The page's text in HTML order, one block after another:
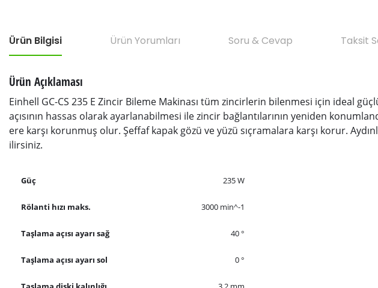
Ürün Bilgisi Ürün Yorumları Soru & Cevap Taksit
Ürün Açıklaması
Einhell GC-CS 235 E Zincir Bileme Makinası tüm zincirlerin bilenmesi için ideal
açısının hassas olarak ayarlanabilmesi ile zincir bağlantılarının yeniden
ere karşı korunmuş olur. Şeffaf kapak gözü ve yüzü sıçramalara karşı korur.
ilirsiniz.
Güç 235 W
Rölanti hızı maks. 3000 min^-1
Taşlama açısı ayarı sağ 40 °
Taşlama açısı ayarı sol 0 °